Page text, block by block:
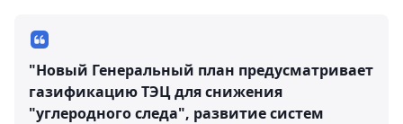
"Новый Генеральный план предусматривает
газификацию ТЭЦ для снижения
"углеродного следа", развитие систем